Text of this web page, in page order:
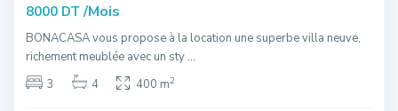
8000 DT /Mois
BONACASA vous propose à la location une superbe villa neuve,
richement meublée avec un sty...
3
4 400 m2